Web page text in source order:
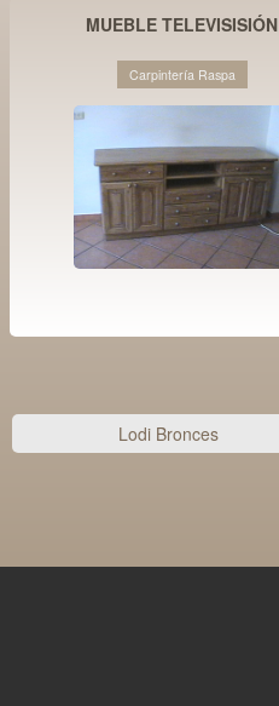
MUEBLE TELEVISISIÓN
Carpintería Raspa
Lodi Bronces